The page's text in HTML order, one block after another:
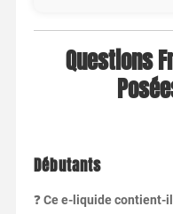
Questions
Débutants
❓Ce e-liquide contient-